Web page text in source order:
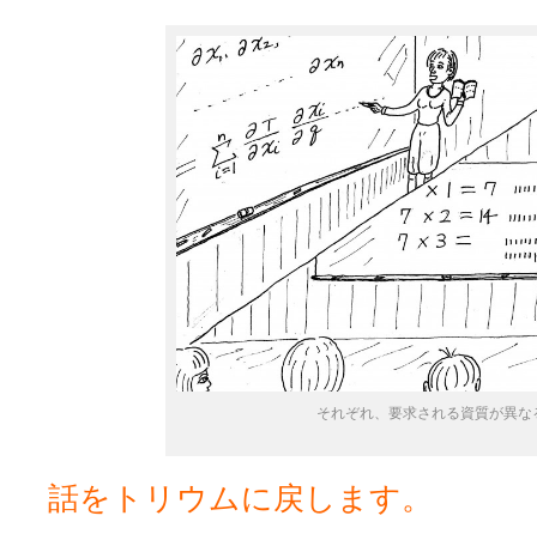
それぞれ、要求される資質が異な
話をトリウムに戻します。